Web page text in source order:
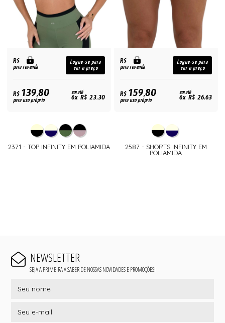
R$
para revenda
Logue-se para
ver o preço
R$139,80
para uso próprio
em até
6x R$ 23,30
2371 - TOP INFINITY EM POLIAMIDA
R$
para revenda
Logue-se para
ver o preço
R$159,80
para uso próprio
em até
6x R$ 26,63
2587 - SHORTS INFINITY EM
POLIAMIDA
NEWSLETTER
SEJA A PRIMEIRA A SABER DE NOSSAS NOVIDADES E PROMOÇÕES!